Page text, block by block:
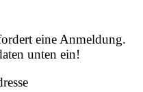
eine Anmeldung.
unten ein!